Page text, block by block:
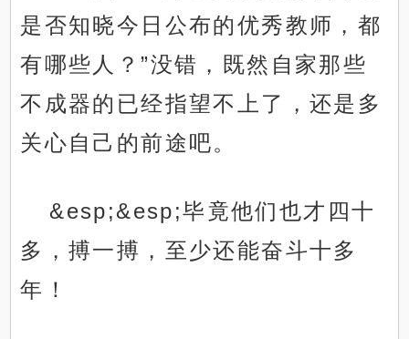
是否知晓今日公布的优秀教师，都
有哪些人？”没错，既然自家那些
不成器的已经指望不上了，还是多
关心自己的前途吧。
&esp;&esp;毕竟他们也才四十
多，搏一搏，至少还能奋斗十多
年！